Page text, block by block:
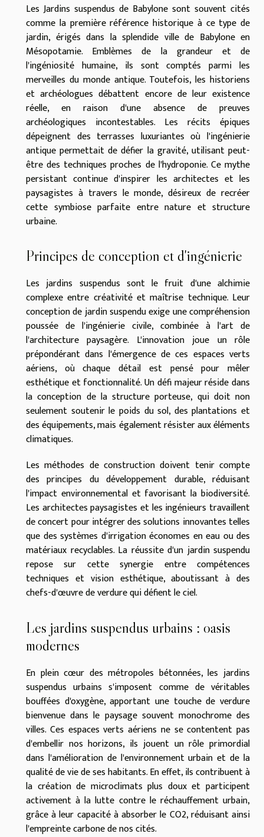
Les Jardins suspendus de Babylone sont souvent cités
comme la première référence historique à ce type de
jardin, érigés dans la splendide ville de Babylone en
Mésopotamie. Emblèmes de la grandeur et de
l'ingéniosité humaine, ils sont comptés parmi les
merveilles du monde antique. Toutefois, les historiens
et archéologues débattent encore de leur existence
réelle, en raison d'une absence de preuves
archéologiques incontestables. Les récits épiques
dépeignent des terrasses luxuriantes où l'ingénierie
antique permettait de défier la gravité, utilisant peut-
être des techniques proches de l'hydroponie. Ce mythe
persistant continue d'inspirer les architectes et les
paysagistes à travers le monde, désireux de recréer
cette symbiose parfaite entre nature et structure
urbaine.
Principes de conception et d'ingénierie
Les jardins suspendus sont le fruit d'une alchimie
complexe entre créativité et maîtrise technique. Leur
conception de jardin suspendu exige une compréhension
poussée de l'ingénierie civile, combinée à l'art de
l'architecture paysagère. L'innovation joue un rôle
prépondérant dans l'émergence de ces espaces verts
aériens, où chaque détail est pensé pour mêler
esthétique et fonctionnalité. Un défi majeur réside dans
la conception de la structure porteuse, qui doit non
seulement soutenir le poids du sol, des plantations et
des équipements, mais également résister aux éléments
climatiques.
Les méthodes de construction doivent tenir compte
des principes du développement durable, réduisant
l'impact environnemental et favorisant la biodiversité.
Les architectes paysagistes et les ingénieurs travaillent
de concert pour intégrer des solutions innovantes telles
que des systèmes d'irrigation économes en eau ou des
matériaux recyclables. La réussite d'un jardin suspendu
repose sur cette synergie entre compétences
techniques et vision esthétique, aboutissant à des
chefs-d'œuvre de verdure qui défient le ciel.
Les jardins suspendus urbains : oasis
modernes
En plein cœur des métropoles bétonnées, les jardins
suspendus urbains s'imposent comme de véritables
bouffées d'oxygène, apportant une touche de verdure
bienvenue dans le paysage souvent monochrome des
villes. Ces espaces verts aériens ne se contentent pas
d'embellir nos horizons, ils jouent un rôle primordial
dans l'amélioration de l'environnement urbain et de la
qualité de vie de ses habitants. En effet, ils contribuent à
la création de microclimats plus doux et participent
activement à la lutte contre le réchauffement urbain,
grâce à leur capacité à absorber le CO2, réduisant ainsi
l'empreinte carbone de nos cités.